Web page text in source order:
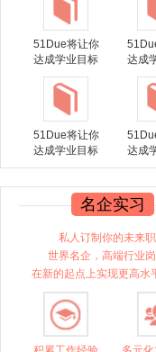
51Due将让你
达成学业目标
达成
51Due将让你
达成学业目标
达成
名企实习
私人订制你的未来
世界名企，高端行业
在新的起点上实现更高水